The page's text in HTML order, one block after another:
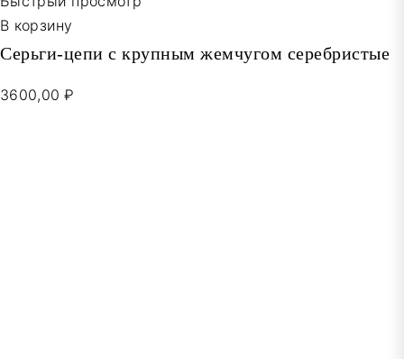
В корзину
Серьги-цепи с крупным жемчугом серебристые
3600,00 ₽